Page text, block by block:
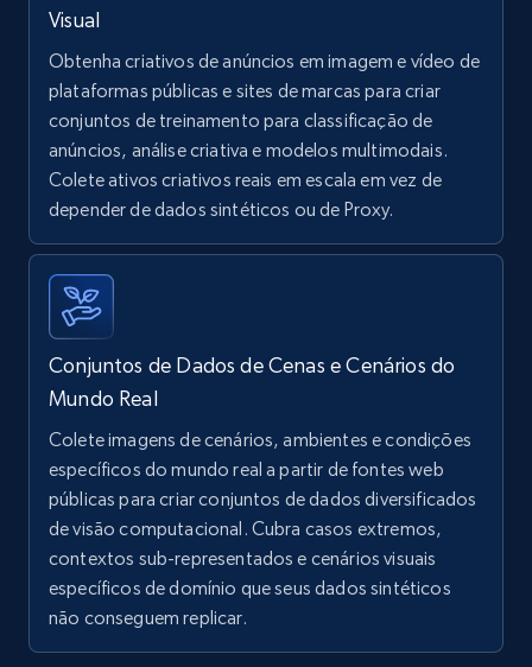
Visual
Obtenha criativos de anúncios em imagem e vídeo de
plataformas públicas e sites de marcas para criar
conjuntos de treinamento para classificação de
anúncios, análise criativa e modelos multimodais.
Colete ativos criativos reais em escala em vez de
depender de dados sintéticos ou de Proxy.
Conjuntos de Dados de Cenas e Cenários do
Mundo Real
Colete imagens de cenários, ambientes e condições
específicos do mundo real a partir de fontes web
públicas para criar conjuntos de dados diversificados
de visão computacional. Cubra casos extremos,
contextos sub-representados e cenários visuais
específicos de domínio que seus dados sintéticos
não conseguem replicar.